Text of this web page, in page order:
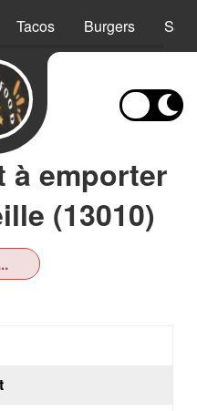
Tacos Burgers
à emporter
(13010)